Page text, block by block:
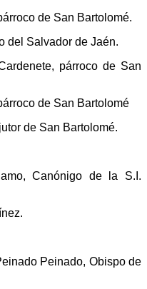
de San Bartolomé.
del Salvador de Jaén.
párroco de San
de San Bartolomé
de San Bartolomé.
Canónigo de la S.I.
Peinado, Obispo de